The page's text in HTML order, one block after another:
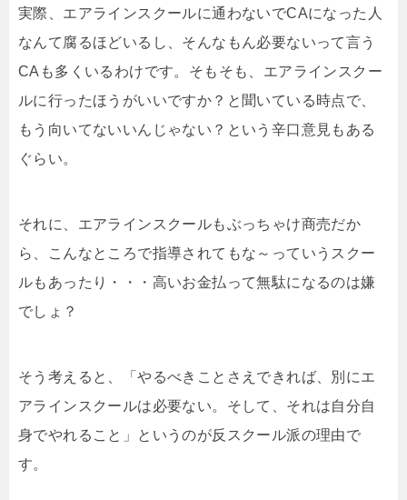
実際、エアラインスクールに通わないでCAになった人
なんて腐るほどいるし、そんなもん必要ないって言う
CAも多くいるわけです。そもそも、エアラインスクー
ルに行ったほうがいいですか？と聞いている時点で、
もう向いてないいんじゃない？という辛口意見もある
ぐらい。
それに、エアラインスクールもぶっちゃけ商売だか
ら、こんなところで指導されてもな～っていうスクー
ルもあったり・・・高いお金払って無駄になるのは嫌
でしょ？
そう考えると、「やるべきことさえできれば、別にエ
アラインスクールは必要ない。そして、それは自分自
身でやれること」というのが反スクール派の理由で
す。